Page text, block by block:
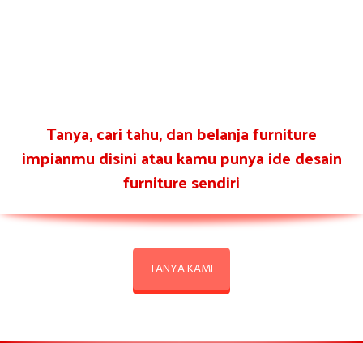
Tanya, cari tahu, dan belanja furniture
impianmu disini atau kamu punya ide desain
furniture sendiri
TANYA KAMI